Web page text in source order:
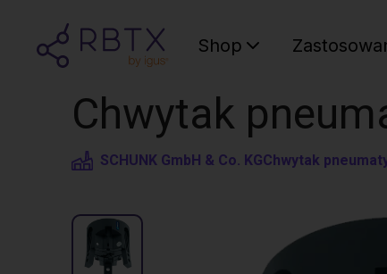
Shop
Chwytak
SCHUNK GmbH & Co. KGChwytak